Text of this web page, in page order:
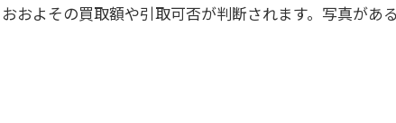
およその買取額や引取可否が判断されます。写真があ